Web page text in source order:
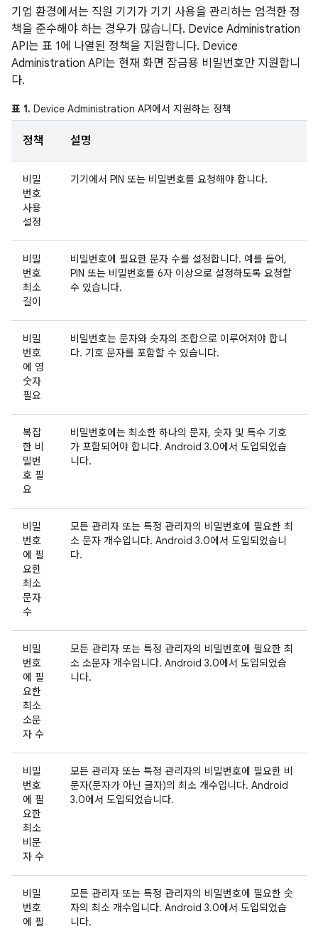
기업 환경에서는 직원 기기가 기기 사용을 관리하는 엄격한 정
책을 준수해야 하는 경우가 많습니다. Device Administration
API는 표 1에 나열된 정책을 지원합니다. Device
Administration API는 현재 화면 잠금용 비밀번호만 지원합니
다.
표 1. Device Administration API에서 지원하는 정책
정책 설명
비밀
번호
사용
설정
기기에서 PIN 또는 비밀번호를 요청해야 합니다.
비밀
번호
최소
길이
비밀번호에 필요한 문자 수를 설정합니다. 예를 들어,
PIN 또는 비밀번호를 6자 이상으로 설정하도록 요청할
수 있습니다.
비밀
번호
에 영
숫자
필요
비밀번호는 문자와 숫자의 조합으로 이루어져야 합니
다. 기호 문자를 포함할 수 있습니다.
복잡
한 비
밀번
호 필
요
비밀번호에는 최소한 하나의 문자, 숫자 및 특수 기호
가 포함되어야 합니다. Android 3.0에서 도입되었습
니다.
비밀
번호
에 필
요한
최소
문자
수
모든 관리자 또는 특정 관리자의 비밀번호에 필요한 최
소 문자 개수입니다. Android 3.0에서 도입되었습니
다.
비밀
번호
에 필
요한
최소
소문
자 수
모든 관리자 또는 특정 관리자의 비밀번호에 필요한 최
소 소문자 개수입니다. Android 3.0에서 도입되었습
니다.
비밀
번호
에 필
요한
최소
비문
자 수
모든 관리자 또는 특정 관리자의 비밀번호에 필요한 비
문자(문자가 아닌 글자)의 최소 개수입니다. Android
3.0에서 도입되었습니다.
비밀
번호
에 필
모든 관리자 또는 특정 관리자의 비밀번호에 필요한 숫
자의 최소 개수입니다. Android 3.0에서 도입되었습
니다.